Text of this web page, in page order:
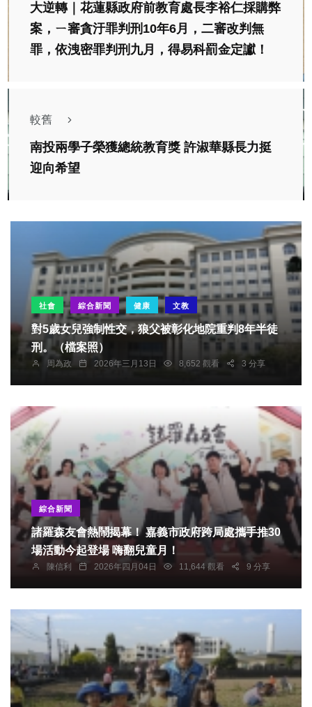
大逆轉｜花蓮縣政府前教育處長李裕仁採購弊
案，ㄧ審貪汙罪判刑10年6月，二審改判無
罪，依洩密罪判刑九月，得易科罰金定讞！
較舊
南投兩學子榮獲總統教育獎 許淑華縣長力挺
迎向希望
社會 綜合新聞 健康 文教
對5歲女兒強制性交，狼父被彰化地院重判8年半徒
刑。（檔案照）
周為政 2026年三月13日 8,652 觀看 3 分享
綜合新聞
諸羅森友會熱鬧揭幕！ 嘉義市政府跨局處攜手推30
場活動今起登場 嗨翻兒童月！
陳信利 2026年四月04日 11,644 觀看 9 分享